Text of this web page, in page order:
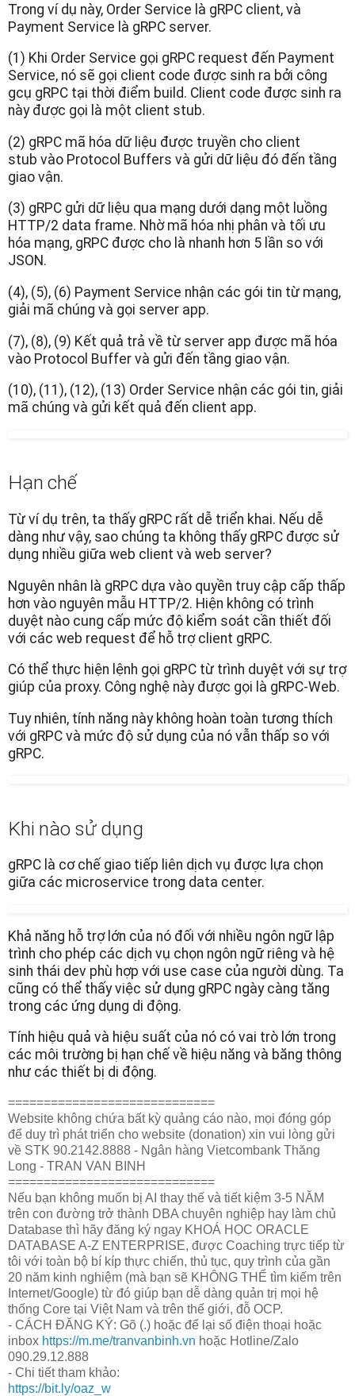
Trong ví dụ này, Order Service là gRPC client, và
Payment Service là gRPC server.
(1) Khi Order Service gọi gRPC request đến Payment
Service, nó sẽ gọi client code được sinh ra bởi công
gcụ gRPC tại thời điểm build. Client code được sinh ra
này được gọi là một client stub.
(2) gRPC mã hóa dữ liệu được truyền cho client
stub vào Protocol Buffers và gửi dữ liệu đó đến tầng
giao vận.
(3) gRPC gửi dữ liệu qua mạng dưới dạng một luồng
HTTP/2 data frame. Nhờ mã hóa nhị phân và tối ưu
hóa mạng, gRPC được cho là nhanh hơn 5 lần so với
JSON.
(4), (5), (6) Payment Service nhận các gói tin từ mạng,
giải mã chúng và gọi server app.
(7), (8), (9) Kết quả trả về từ server app được mã hóa
vào Protocol Buffer và gửi đến tầng giao vận.
(10), (11), (12), (13) Order Service nhận các gói tin, giải
mã chúng và gửi kết quả đến client app.
Hạn chế
Từ ví dụ trên, ta thấy gRPC rất dễ triển khai. Nếu dễ
dàng như vậy, sao chúng ta không thấy gRPC được sử
dụng nhiều giữa web client và web server?
Nguyên nhân là gRPC dựa vào quyền truy cập cấp thấp
hơn vào nguyên mẫu HTTP/2. Hiện không có trình
duyệt nào cung cấp mức độ kiểm soát cần thiết đối
với các web request để hỗ trợ client gRPC.
Có thể thực hiện lệnh gọi gRPC từ trình duyệt với sự trợ
giúp của proxy. Công nghệ này được gọi là gRPC-Web.
Tuy nhiên, tính năng này không hoàn toàn tương thích
với gRPC và mức độ sử dụng của nó vẫn thấp so với
gRPC.
Khi nào sử dụng
gRPC là cơ chế giao tiếp liên dịch vụ được lựa chọn
giữa các microservice trong data center.
Khả năng hỗ trợ lớn của nó đối với nhiều ngôn ngữ lập
trình cho phép các dịch vụ chọn ngôn ngữ riêng và hệ
sinh thái dev phù hợp với use case của người dùng. Ta
cũng có thể thấy việc sử dụng gRPC ngày càng tăng
trong các ứng dụng di động.
Tính hiệu quả và hiệu suất của nó có vai trò lớn trong
các môi trường bị hạn chế về hiệu năng và băng thông
như các thiết bị di động.
=============================
Website không chứa bất kỳ quảng cáo nào, mọi đóng góp
để duy trì phát triển cho website (donation) xin vui lòng gửi
về STK 90.2142.8888 - Ngân hàng Vietcombank Thăng
Long - TRAN VAN BINH
=============================
Nếu bạn không muốn bị AI thay thế và tiết kiệm 3-5 NĂM
trên con đường trở thành DBA chuyên nghiệp hay làm chủ
Database thì hãy đăng ký ngay KHOÁ HỌC ORACLE
DATABASE A-Z ENTERPRISE, được Coaching trực tiếp từ
tôi với toàn bộ bí kíp thực chiến, thủ tục, quy trình của gần
20 năm kinh nghiệm (mà bạn sẽ KHÔNG THỂ tìm kiếm trên
Internet/Google) từ đó giúp bạn dễ dàng quản trị mọi hệ
thống Core tại Việt Nam và trên thế giới, đỗ OCP.
- CÁCH ĐĂNG KÝ: Gõ (.) hoặc để lại số điện thoại hoặc
inbox https://m.me/tranvanbinh.vn hoặc Hotline/Zalo
090.29.12.888
- Chi tiết tham khảo:
https://bit.ly/oaz_w